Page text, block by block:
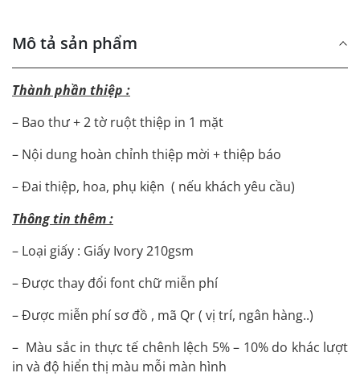
Mô tả sản phẩm
Thành phần thiệp :
– Bao thư + 2 tờ ruột thiệp in 1 mặt
– Nội dung hoàn chỉnh thiệp mời + thiệp báo
– Đai thiệp, hoa, phụ kiện ( nếu khách yêu cầu)
Thông tin thêm :
– Loại giấy : Giấy Ivory 210gsm
– Được thay đổi font chữ miễn phí
– Được miễn phí sơ đồ , mã Qr ( vị trí, ngân hàng..)
– Màu sắc in thực tế chênh lệch 5% – 10% do khác lượt
in và độ hiển thị màu mỗi màn hình